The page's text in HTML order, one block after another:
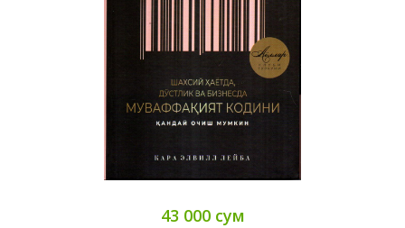
43 000 сум